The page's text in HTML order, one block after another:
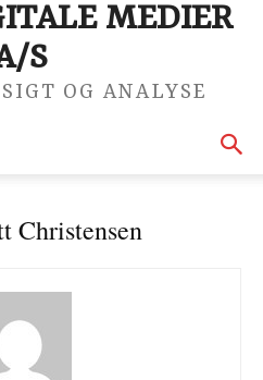
MEDIER
S
OG ANALYSE
Christensen